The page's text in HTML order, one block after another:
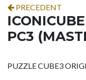
PRECEDENT
PC3
PUZZLE CUBE3